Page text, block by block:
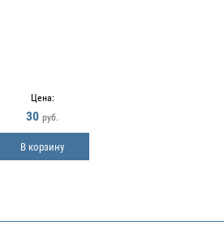
Цена:
30 руб.
В корзину